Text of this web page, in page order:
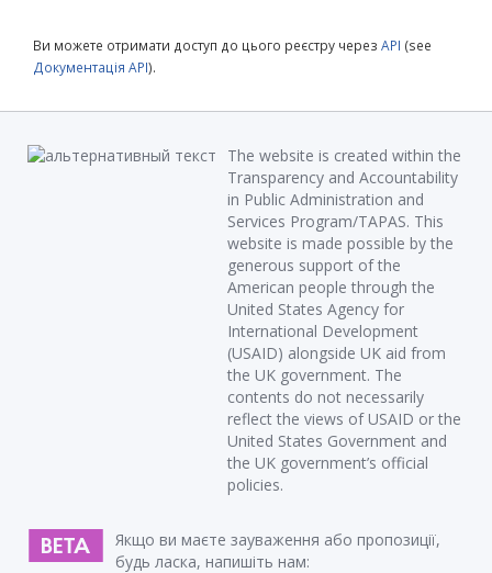
Ви можете отримати доступ до цього реєстру через API (see
Документація API).
The website is created within the
Transparency and Accountability
in Public Administration and
Services Program/TAPAS. This
website is made possible by the
generous support of the
American people through the
United States Agency for
International Development
(USAID) alongside UK aid from
the UK government. The
contents do not necessarily
reflect the views of USAID or the
United States Government and
the UK government’s official
policies.
Якщо ви маєте зауваження або пропозиції,
будь ласка, напишіть нам: